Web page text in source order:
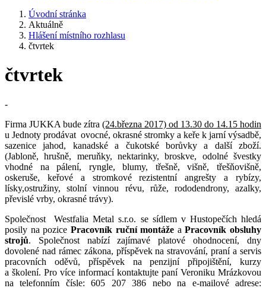
Úvodní stránka
Aktuálně
Hlášení místního rozhlasu
čtvrtek
čtvrtek
-
Firma JUKKA bude zítra (24.března 2017) od 13.30 do 14.15 hodin
u Jednoty prodávat ovocné, okrasné stromky a keře k jarní výsadbě,
sazenice jahod, kanadské a čukotské borůvky a další zboží.
(Jabloně, hrušně, meruňky, nektarinky, broskve, odolné švestky
vhodné na pálení, ryngle, blumy, třešně, višně, třešňovišně,
oskeruše, keřové a stromkové rezistentní angrešty a rybízy,
lísky,ostružiny, stolní vinnou révu, růže, rododendrony, azalky,
převislé vrby, okrasné trávy).
Společnost Westfalia Metal s.r.o. se sídlem v Hustopečích hledá
posily na pozice Pracovník ruční montáže aPracovník obsluhy
strojů. Společnost nabízí zajímavé platové ohodnocení, dny
dovolené nad rámec zákona, příspěvek na stravování, praní a servis
pracovních oděvů, příspěvek na penzijní připojištění, kurzy
a školení. Pro více informací kontaktujte paní Veroniku Mrázkovou
na telefonním čísle: 605 207 386 nebo na e-mailové adrese: